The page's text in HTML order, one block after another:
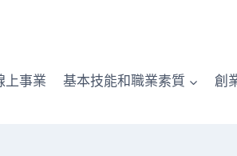
上事業 基本技能和職業素質 創